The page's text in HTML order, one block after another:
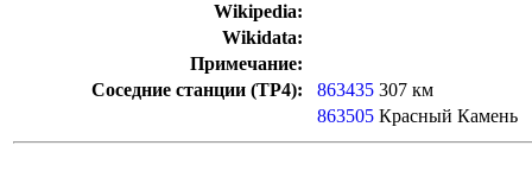
Wikipedia:
Wikidata:
Примечание:
Соседние станции (ТР4):
863435 307 км
863505 Красный Камень